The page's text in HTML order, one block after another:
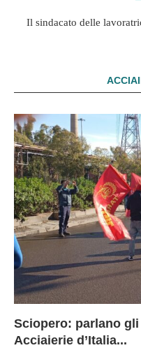
Il sindacato delle
Sciopero: parlano gli
Acciaierie d’Italia...